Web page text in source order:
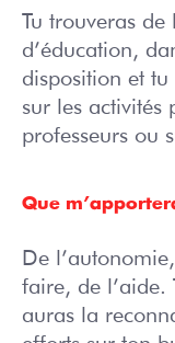
Tu trouveras de
d’éducation,
disposition et
sur les activités
professeurs ou
Que
De
faire, de l’aide.
auras la